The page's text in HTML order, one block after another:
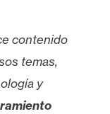
contenido
temas,
y